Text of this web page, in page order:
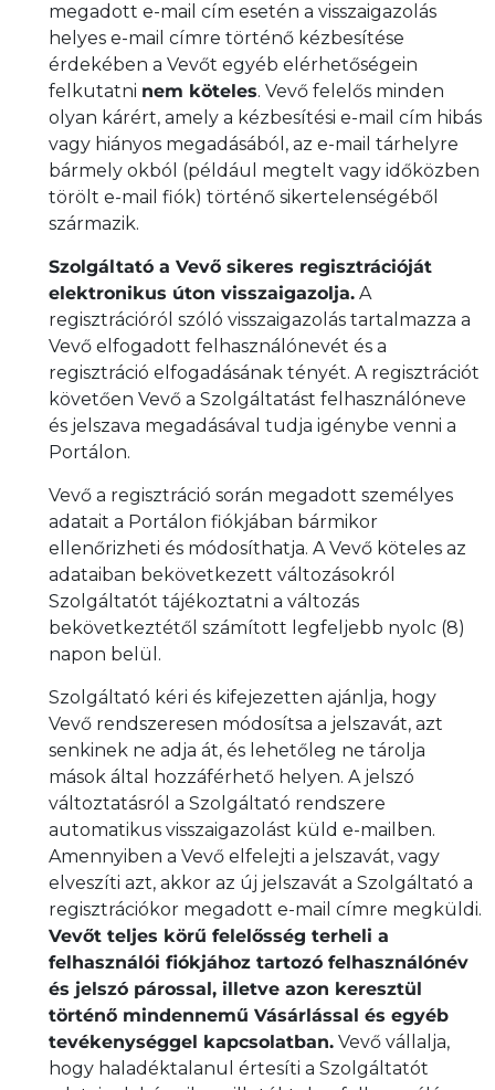
megadott e-mail cím esetén a visszaigazolás
helyes e-mail címre történő kézbesítése
érdekében a Vevőt egyéb elérhetőségein
felkutatni nem köteles. Vevő felelős minden
olyan kárért, amely a kézbesítési e-mail cím hibás
vagy hiányos megadásából, az e-mail tárhelyre
bármely okból (például megtelt vagy időközben
törölt e-mail fiók) történő sikertelenségéből
származik.
Szolgáltató a Vevő sikeres regisztrációját
elektronikus úton visszaigazolja. A
regisztrációról szóló visszaigazolás tartalmazza a
Vevő elfogadott felhasználónevét és a
regisztráció elfogadásának tényét. A regisztrációt
követően Vevő a Szolgáltatást felhasználóneve
és jelszava megadásával tudja igénybe venni a
Portálon.
Vevő a regisztráció során megadott személyes
adatait a Portálon fiókjában bármikor
ellenőrizheti és módosíthatja. A Vevő köteles az
adataiban bekövetkezett változásokról
Szolgáltatót tájékoztatni a változás
bekövetkeztétől számított legfeljebb nyolc (8)
napon belül.
Szolgáltató kéri és kifejezetten ajánlja, hogy
Vevő rendszeresen módosítsa a jelszavát, azt
senkinek ne adja át, és lehetőleg ne tárolja
mások által hozzáférhető helyen. A jelszó
változtatásról a Szolgáltató rendszere
automatikus visszaigazolást küld e-mailben.
Amennyiben a Vevő elfelejti a jelszavát, vagy
elveszíti azt, akkor az új jelszavát a Szolgáltató a
regisztrációkor megadott e-mail címre megküldi.
Vevőt teljes körű felelősség terheli a
felhasználói fiókjához tartozó felhasználónév
és jelszó párossal, illetve azon keresztül
történő mindennemű Vásárlással és egyéb
tevékenységgel kapcsolatban. Vevő vállalja,
hogy haladéktalanul értesíti a Szolgáltatót